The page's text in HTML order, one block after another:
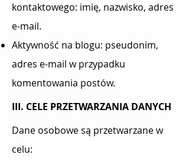
kontaktowego: imię, nazwisko, adres
e-mail.
Aktywność na blogu: pseudonim,
adres e-mail w przypadku
komentowania postów.
III. CELE PRZETWARZANIA DANYCH
Dane osobowe są przetwarzane w
celu: